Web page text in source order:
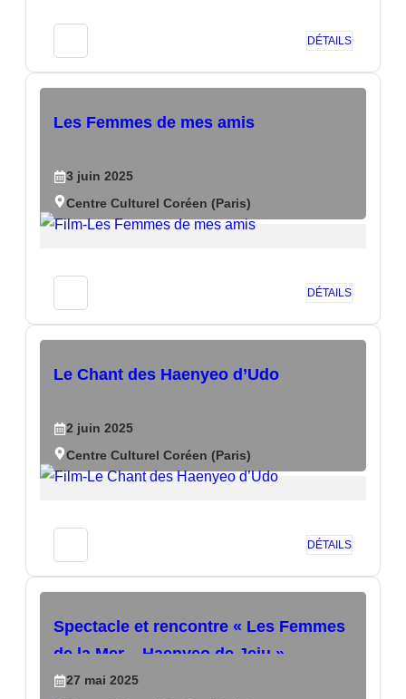
DÉTAILS
Les Femmes de mes amis
3 juin 2025
Centre Culturel Coréen (Paris)
DÉTAILS
Le Chant des Haenyeo d’Udo
2 juin 2025
Centre Culturel Coréen (Paris)
DÉTAILS
Spectacle et rencontre « Les Femmes
de la Mer – Haenyeo de Jeju »
27 mai 2025